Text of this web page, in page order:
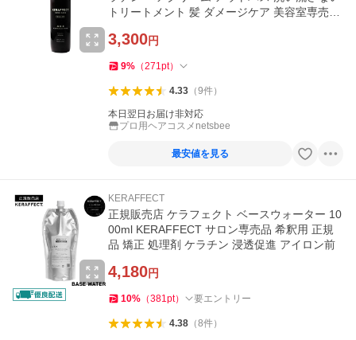
トリートメント 髪 ダメージケア 美容室専売品
3,300円
9% （271pt）
4.33（9件）
本日翌日お届け非対応
プロ用ヘアコスメnetsbee
最安値を見る
KERAFFECT
正規販売店 ケラフェクト ベースウォーター 10
00ml KERAFFECT サロン専売品 希釈用 正規
品 矯正 処理剤 ケラチン 浸透促進 アイロン前
4,180円
10% （381pt） 要エントリー
4.38（8件）